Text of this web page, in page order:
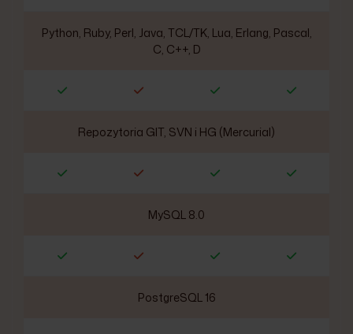
Python, Ruby, Perl, Java, TCL/TK, Lua, Erlang, Pascal,
C, C++, D
Repozytoria GIT, SVN i HG (Mercurial)
MySQL 8.0
PostgreSQL 16